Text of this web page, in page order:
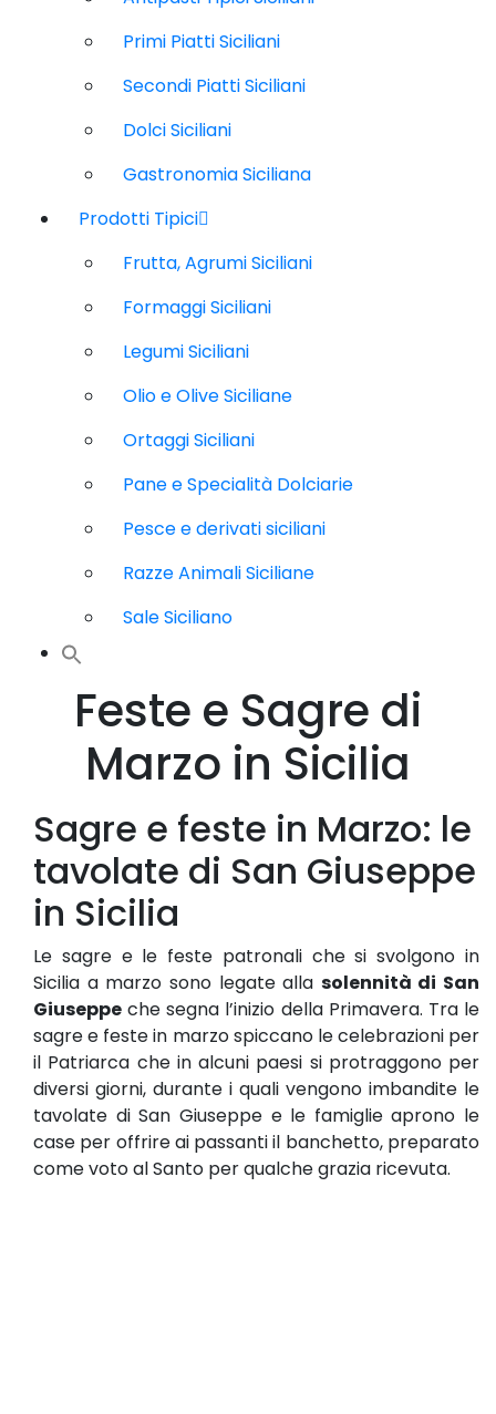
Primi Piatti Siciliani
Secondi Piatti Siciliani
Dolci Siciliani
Gastronomia Siciliana
Prodotti Tipici
Frutta, Agrumi Siciliani
Formaggi Siciliani
Legumi Siciliani
Olio e Olive Siciliane
Ortaggi Siciliani
Pane e Specialità Dolciarie
Pesce e derivati siciliani
Razze Animali Siciliane
Sale Siciliano
Feste e Sagre di
Marzo in Sicilia
Sagre e feste in Marzo: le
tavolate di San Giuseppe
in Sicilia
Le sagre e le feste patronali che si svolgono in
Sicilia a marzo sono legate alla solennità di San
Giuseppe che segna l’inizio della Primavera. Tra le
sagre e feste in marzo spiccano le celebrazioni per
il Patriarca che in alcuni paesi si protraggono per
diversi giorni, durante i quali vengono imbandite le
tavolate di San Giuseppe e le famiglie aprono le
case per offrire ai passanti il banchetto, preparato
come voto al Santo per qualche grazia ricevuta.